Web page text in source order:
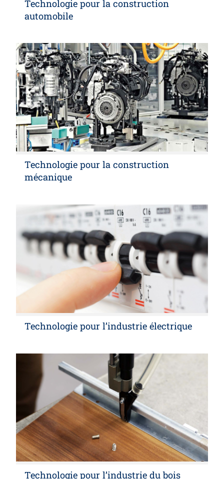
Technologie pour la construction
automobile
Technologie pour la construction
mécanique
Technologie pour l’industrie électrique
Technologie pour l’industrie du bois